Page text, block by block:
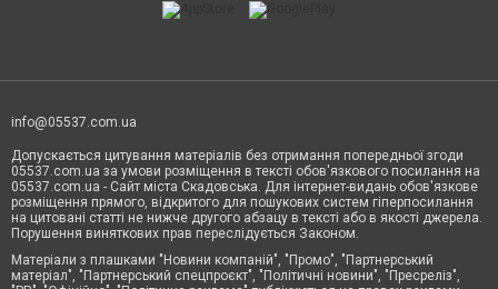
info@05537.com.ua
Допускається цитування матеріалів без отримання попередньої згоди
05537.com.ua за умови розміщення в тексті обов'язкового посилання на
05537.com.ua - Сайт міста Скадовська. Для інтернет-видань обов'язкове
розміщення прямого, відкритого для пошукових систем гіперпосилання
на цитовані статті не нижче другого абзацу в тексті або в якості джерела.
Порушення виняткових прав переслідується Законом.
Матеріали з плашками "Новини компаній", "Промо", "Партнерський
матеріал", "Партнерський спецпроєкт", "Політичні новини", "Пресреліз",